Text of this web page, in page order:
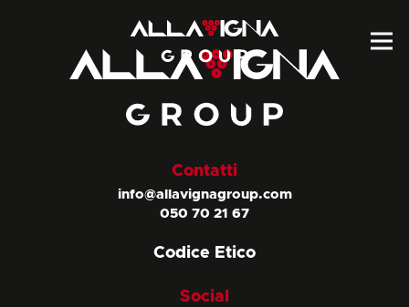
Contatti
info@allavignagroup.com
050 70 21 67
Codice Etico
Social